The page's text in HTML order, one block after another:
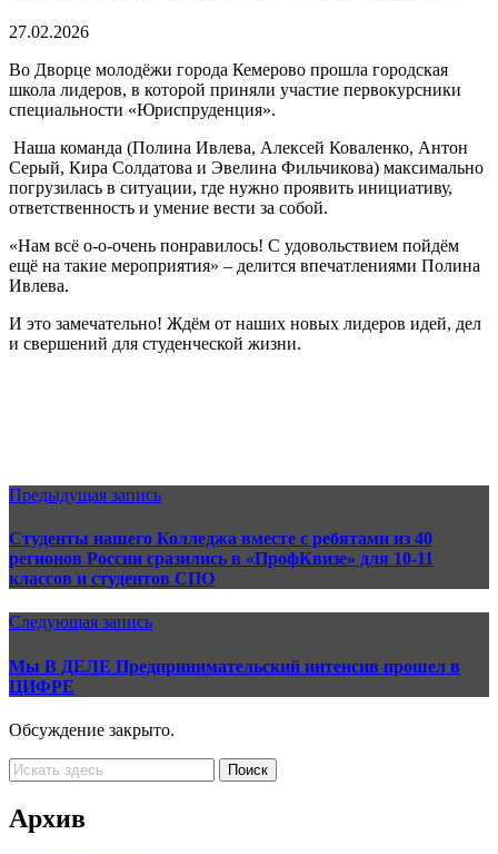
27.02.2026
Во Дворце молодёжи города Кемерово прошла городская
школа лидеров, в которой приняли участие первокурсники
специальности «Юриспруденция».
Наша команда (Полина Ивлева, Алексей Коваленко, Антон
Серый, Кира Солдатова и Эвелина Фильчикова) максимально
погрузилась в ситуации, где нужно проявить инициативу,
ответственность и умение вести за собой.
«Нам всё о-о-очень понравилось! С удовольствием пойдём
ещё на такие мероприятия» – делится впечатлениями Полина
Ивлева.
И это замечательно! Ждём от наших новых лидеров идей, дел
и свершений для студенческой жизни.
Предыдущая запись
Студенты нашего Колледжа вместе с ребятами из 40
регионов России сразились в «ПрофКвизе» для 10-11
классов и студентов СПО
Следующая запись
Мы В ДЕЛЕ Предпринимательский интенсив прошел в
ЦИФРЕ
Обсуждение закрыто.
Архив